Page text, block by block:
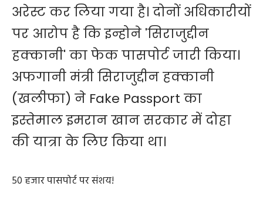
अरेस्ट कर लिया गया है। दोनों अधिकारीयों
पर आरोप है कि इन्होने 'सिराजुद्दीन
हक्कानी' का फेक पासपोर्ट जारी किया।
अफगानी मंत्री सिराजुद्दीन हक्कानी
(खलीफा) ने Fake Passport का
इस्तेमाल इमरान खान सरकार में दोहा
की यात्रा के लिए किया था।
50 हजार पासपोर्ट पर संशय!